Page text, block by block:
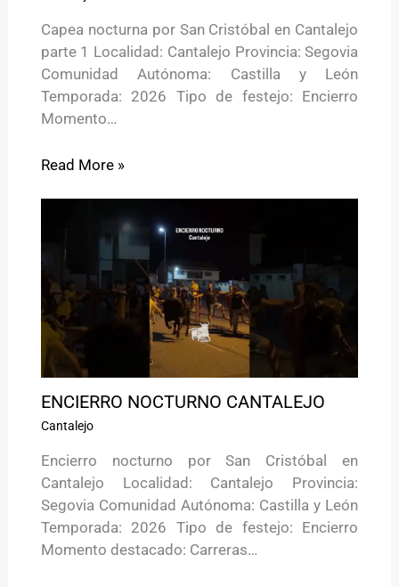
Capea nocturna por San Cristóbal en Cantalejo
parte 1 Localidad: Cantalejo Provincia: Segovia
Comunidad Autónoma: Castilla y León
Temporada: 2026 Tipo de festejo: Encierro
Momento…
Read More »
ENCIERRO NOCTURNO CANTALEJO
Cantalejo
Encierro nocturno por San Cristóbal en
Cantalejo Localidad: Cantalejo Provincia:
Segovia Comunidad Autónoma: Castilla y León
Temporada: 2026 Tipo de festejo: Encierro
Momento destacado: Carreras…